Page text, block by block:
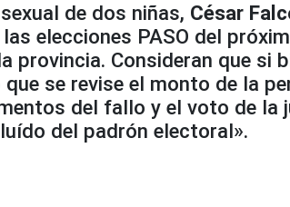
de dos niñas, César
elecciones PASO del
provincia. Consideran que si
se revise el monto de la
del fallo y el voto de la
del padrón electoral».